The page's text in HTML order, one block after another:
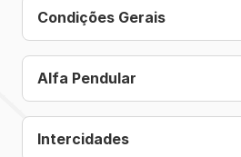
Condições Gerais
Alfa Pendular
Intercidades